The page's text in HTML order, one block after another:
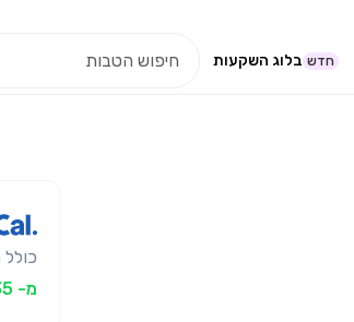
בלוג השקעות חדש
מ- 135 ₪